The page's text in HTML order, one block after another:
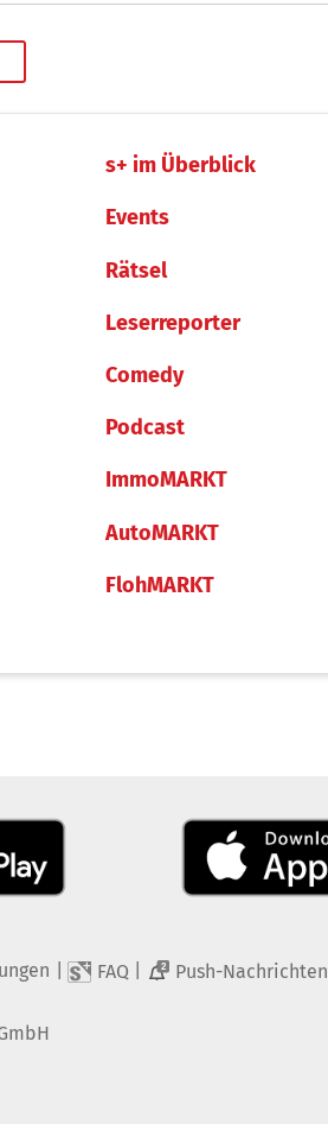
s+ im Überblick
Events
Rätsel
Leserreporter
Comedy
Podcast
ImmoMARKT
AutoMARKT
FlohMARKT
FAQ 2 Push-Nachrichten